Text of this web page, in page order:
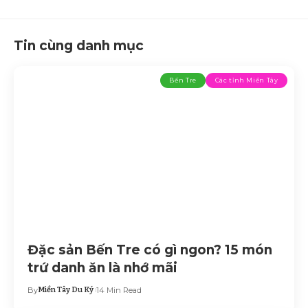
Tin cùng danh mục
Bến Tre Các tỉnh Miền Tây
Đặc sản Bến Tre có gì ngon? 15 món
trứ danh ăn là nhớ mãi
ByMiền Tây Du Ký 14 Min Read